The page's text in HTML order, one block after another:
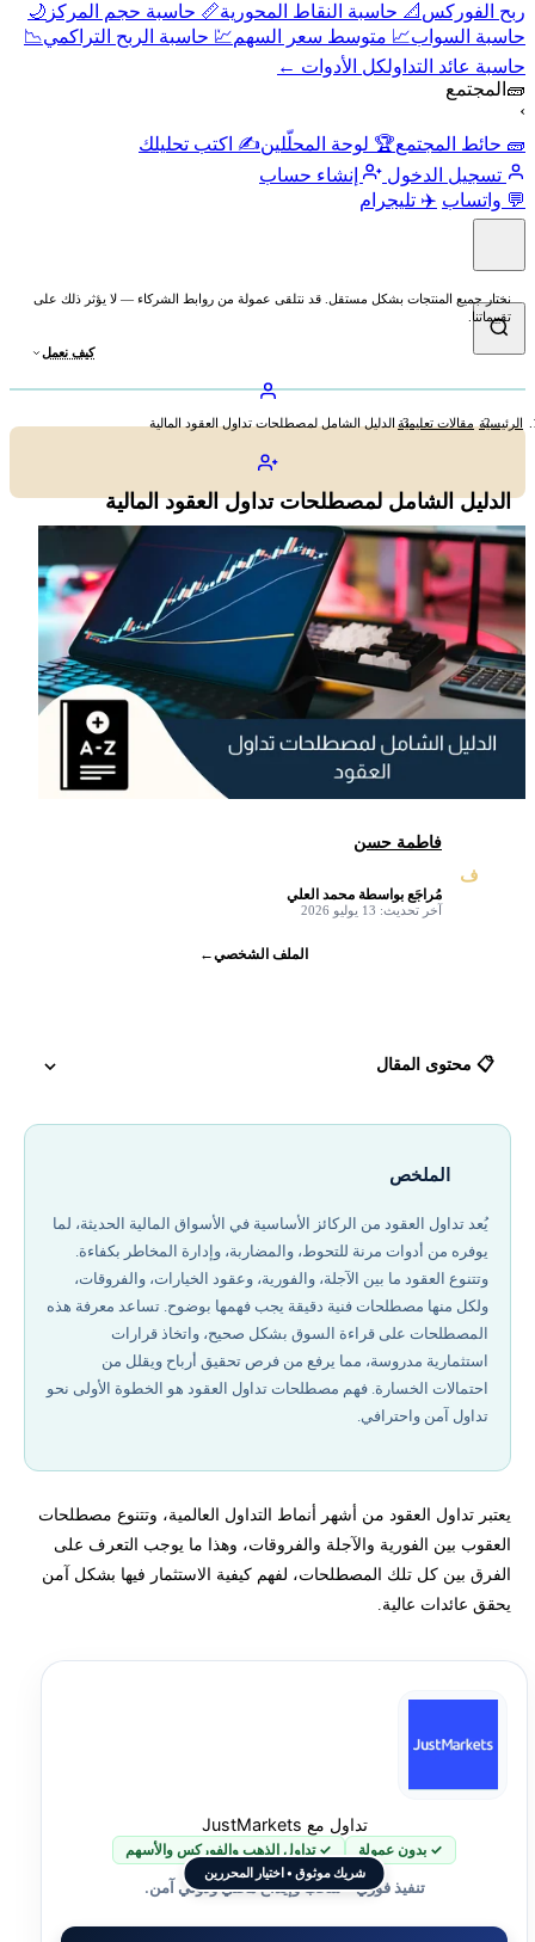
ربح الفوركس 📐 حاسبة النقاط المحورية📏 حاسبة حجم المركز 🌙
حاسبة السواب📈 متوسط سعر السهم💹 حاسبة الربح التراكمي📉
حاسبة عائد التداولكل الأدوات ←
🧱 المجتمع
›
🧱 حائط المجتمع🏆 لوحة المحلّلين✍️ اكتب تحليلك
تسجيل الدخول
إنشاء حساب
💬 واتساب ✈️ تليجرام
نختار جميع المنتجات بشكل مستقل. قد نتلقى عمولة من روابط الشركاء — لا يؤثر ذلك على
تقييماتنا.
كيف نعمل
الرئيسية مقالات تعليمية الدليل الشامل لمصطلحات تداول العقود المالية
الدليل الشامل لمصطلحات تداول العقود المالية
ف
فاطمة حسن
مُراجَع بواسطة محمد العلي
آخر تحديث: 13 يوليو 2026
الملف الشخصي←
📋 محتوى المقال
أهمية العقود في الأسواق المالية
أساسيات تداول العقود
أنواع العقود المالية
استراتيجيات التداول المتقدمة
المخاطر في تداول العقود
الجوانب القانونية والتنظيمية
المصطلحات الفنية المتخصصة
العوامل المؤثرة على أسعار العقود
الملخص
يُعد تداول العقود من الركائز الأساسية في الأسواق المالية الحديثة، لما
يوفره من أدوات مرنة للتحوط، والمضاربة، وإدارة المخاطر بكفاءة.
وتتنوع العقود ما بين الآجلة، والفورية، وعقود الخيارات، والفروقات،
ولكل منها مصطلحات فنية دقيقة يجب فهمها بوضوح. تساعد معرفة هذه
المصطلحات على قراءة السوق بشكل صحيح، واتخاذ قرارات
استثمارية مدروسة، مما يرفع من فرص تحقيق أرباح ويقلل من
احتمالات الخسارة. فهم مصطلحات تداول العقود هو الخطوة الأولى نحو
تداول آمن واحترافي.
يعتبر تداول العقود من أشهر أنماط التداول العالمية، وتتنوع مصطلحات
العقوب بين الفورية والآجلة والفروقات، وهذا ما يوجب التعرف على
الفرق بين كل تلك المصطلحات، لفهم كيفية الاستثمار فيها بشكل آمن
يحقق عائدات عالية.
شريك موثوق • اختيار المحررين
تداول مع JustMarkets
✓ بدون عمولة ✓ تداول الذهب والفوركس والأسهم
تنفيذ فوري • سحب وإيداع محلي ودولي آمن.